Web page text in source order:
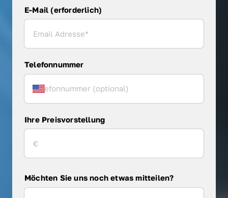
E-Mail (erforderlich)
Telefonnummer
Ihre Preisvorstellung
Möchten Sie uns noch etwas mitteilen?